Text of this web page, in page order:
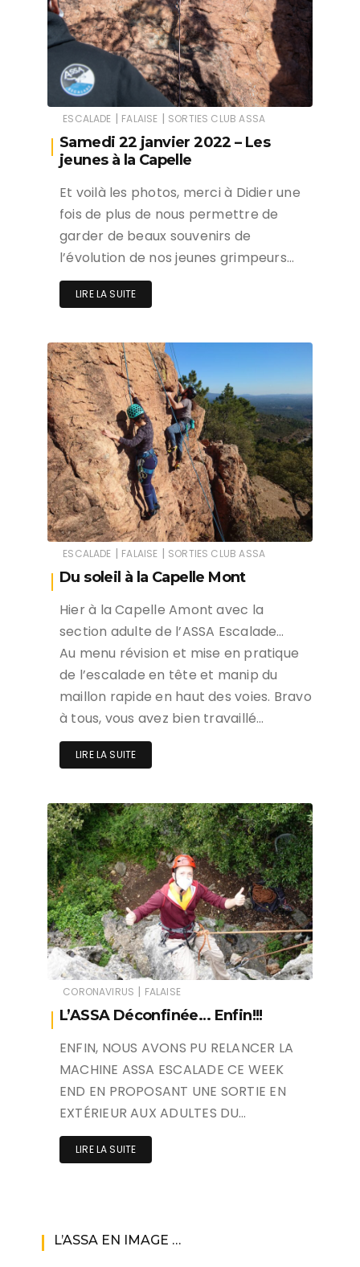
ESCALADE | FALAISE | SORTIES CLUB ASSA
Samedi 22 janvier 2022 – Les
jeunes à la Capelle
Et voilà les photos, merci à Didier une
fois de plus de nous permettre de
garder de beaux souvenirs de
l’évolution de nos jeunes grimpeurs…
LIRE LA SUITE
ESCALADE | FALAISE | SORTIES CLUB ASSA
Du soleil à la Capelle Mont
Hier à la Capelle Amont avec la
section adulte de l’ASSA Escalade…
Au menu révision et mise en pratique
de l’escalade en tête et manip du
maillon rapide en haut des voies. Bravo
à tous, vous avez bien travaillé…
LIRE LA SUITE
CORONAVIRUS | FALAISE
L’ASSA Déconfinée… Enfin!!!
ENFIN, NOUS AVONS PU RELANCER LA
MACHINE ASSA ESCALADE CE WEEK
END EN PROPOSANT UNE SORTIE EN
EXTÉRIEUR AUX ADULTES DU…
LIRE LA SUITE
L’ASSA EN IMAGE …